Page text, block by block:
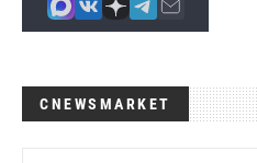
CNEWSMARKET